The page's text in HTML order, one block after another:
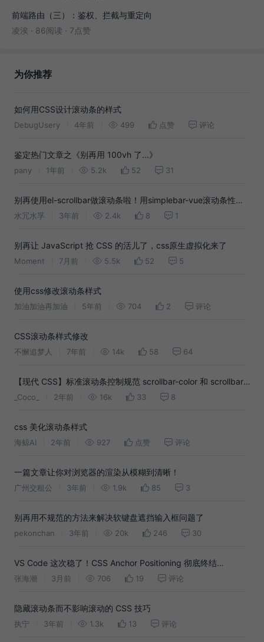
前端路由（三）：鉴权、拦截与重定向
凌涘 · 86阅读 · 7点赞
为你推荐
如何用CSS设计滚动条的样式
DebugUsery 4年前 499 点赞 评论
鉴定热门文章之《别再用 100vh 了...》
pany 1年前 5.2k 52 31
别再使用el-scrollbar做滚动条啦！用simplebar-vue滚动条性能
提升N倍！
水冗水孚 3年前 2.4k 8 1
别再让 JavaScript 抢 CSS 的活儿了，css原生虚拟化来了
Moment 7月前 5.5k 52 5
使用css修改滚动条样式
加油加油再加油 5年前 704 2 评论
CSS滚动条样式修改
不懈追梦人 7年前 14k 58 64
【现代 CSS】标准滚动条控制规范 scrollbar-color 和 scrollbar-
width
_Coco_ 2年前 16k 33 8
css 美化滚动条样式
海鲸AI 2年前 927 点赞 评论
一篇文章让你对浏览器的渲染从模糊到清晰！
广州交租公 3年前 1.9k 85 3
别再用不规范的方法来解决软键盘遮挡输入框问题了
pekonchan 3年前 20k 246 30
VS Code 这次稳了！CSS Anchor Positioning 彻底终结
WebView 定位卡顿
张海潮 3月前 706 19 评论
隐藏滚动条而不影响滚动的 CSS 技巧
执宁 3年前 1.3k 13 评论